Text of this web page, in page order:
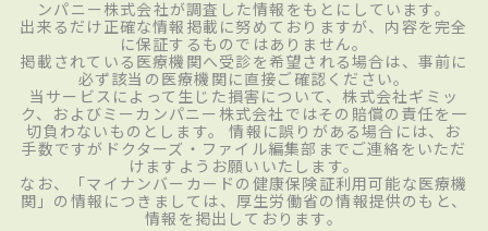
ンパニー株式会社が調査した情報をもとにしています。
出来るだけ正確な情報掲載に努めておりますが、内容を完全
に保証するものではありません。
掲載されている医療機関へ受診を希望される場合は、事前に
必ず該当の医療機関に直接ご確認ください。
当サービスによって生じた損害について、株式会社ギミッ
ク、およびミーカンパニー株式会社ではその賠償の責任を一
切負わないものとします。 情報に誤りがある場合には、お
手数ですがドクターズ・ファイル編集部までご連絡をいただ
けますようお願いいたします。
なお、「マイナンバーカードの健康保険証利用可能な医療機
関」の情報につきましては、厚生労働省の情報提供のもと、
情報を掲出しております。